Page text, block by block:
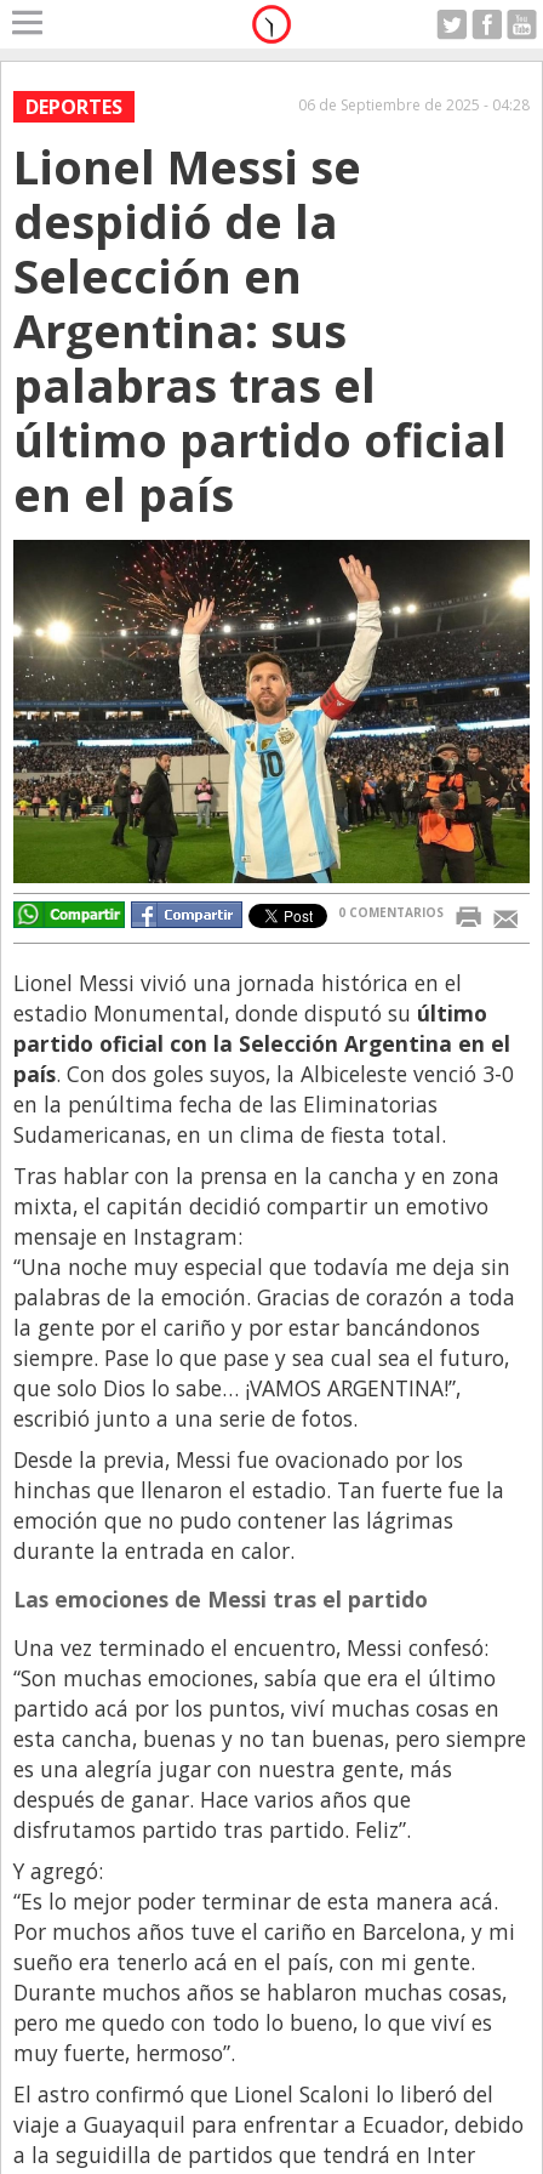
Home
A Motor
Alerta
Anticipo
Campo
Carrera & Emprendedores
Club House
Coleccionistas
Con Estilo
De Bolsillo
Diarios de Argentina
Diarios del Mundo
Directivos
Ecología y Ambiente
Economía
El Experto
El Innovador
El Precio Que Yo Ví
Entrevista
Entrevista Exclusiva
Finanzas
Internacionales
La Opinión del Director
Legales
Libro de Quejas
Medios
Millonarios
Minuto Lanzamiento
Negocios
Opinion
País
Política
Publicidad y Marketing
Real Estate y Propiedades
Responsabilidad Social
Salidas
Santa Fe
Show Business
Sociedad
Tecnología
Tendencias
Viajes
DEPORTES 06 de Septiembre de 2025 - 04:28
Lionel Messi se
despidió de la
Selección en
Argentina: sus
palabras tras el
último partido oficial
en el país
0 COMENTARIOS
Lionel Messi vivió una jornada histórica en el
estadio Monumental, donde disputó su último
partido oficial con la Selección Argentina en el
país. Con dos goles suyos, la Albiceleste venció 3-0
en la penúltima fecha de las Eliminatorias
Sudamericanas, en un clima de fiesta total.
Tras hablar con la prensa en la cancha y en zona
mixta, el capitán decidió compartir un emotivo
mensaje en Instagram:
“Una noche muy especial que todavía me deja sin
palabras de la emoción. Gracias de corazón a toda
la gente por el cariño y por estar bancándonos
siempre. Pase lo que pase y sea cual sea el futuro,
que solo Dios lo sabe… ¡VAMOS ARGENTINA!”,
escribió junto a una serie de fotos.
Desde la previa, Messi fue ovacionado por los
hinchas que llenaron el estadio. Tan fuerte fue la
emoción que no pudo contener las lágrimas
durante la entrada en calor.
Las emociones de Messi tras el partido
Una vez terminado el encuentro, Messi confesó:
“Son muchas emociones, sabía que era el último
partido acá por los puntos, viví muchas cosas en
esta cancha, buenas y no tan buenas, pero siempre
es una alegría jugar con nuestra gente, más
después de ganar. Hace varios años que
disfrutamos partido tras partido. Feliz”.
Y agregó:
“Es lo mejor poder terminar de esta manera acá.
Por muchos años tuve el cariño en Barcelona, y mi
sueño era tenerlo acá en el país, con mi gente.
Durante muchos años se hablaron muchas cosas,
pero me quedo con todo lo bueno, lo que viví es
muy fuerte, hermoso”.
El astro confirmó que Lionel Scaloni lo liberó del
viaje a Guayaquil para enfrentar a Ecuador, debido
a la seguidilla de partidos que tendrá en Inter